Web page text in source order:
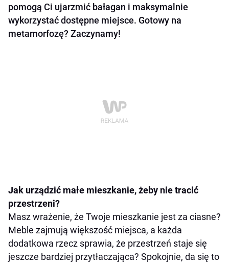
pomogą Ci ujarzmić bałagan i maksymalnie
wykorzystać dostępne miejsce. Gotowy na
metamorfozę? Zaczynamy!
Jak urządzić małe mieszkanie, żeby nie tracić
przestrzeni?
Masz wrażenie, że Twoje mieszkanie jest za ciasne?
Meble zajmują większość miejsca, a każda
dodatkowa rzecz sprawia, że przestrzeń staje się
jeszcze bardziej przytłaczająca? Spokojnie, da się to